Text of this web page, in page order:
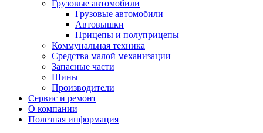
Грузовые автомобили
Грузовые автомобили
Автовышки
Прицепы и полуприцепы
Коммунальная техника
Средства малой механизации
Запасные части
Шины
Производители
Сервис и ремонт
О компании
Полезная информация